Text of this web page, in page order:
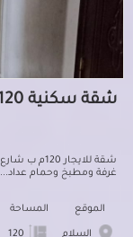
شقة سكنية 120م للايجار السنوى بالسلام القاهرة
غرفة ومطبخ وحمام عداد...
الموقع
السلام
المساحة